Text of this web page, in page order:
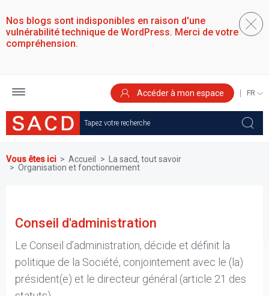
au
contenu
principal
Nos blogs sont indisponibles en raison d'une
vulnérabilité technique de WordPress. Merci de votre
compréhension.
Accéder à mon espace
YOUR
Vous êtes ici Accueil
La sacd, tout savoir
Organisation et fonctionnement
Conseil d'administration
Le Conseil d’administration, décide et définit la
politique de la Société, conjointement avec le (la)
président(e) et le directeur général (article 21 des